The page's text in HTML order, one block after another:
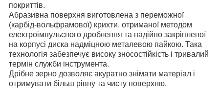
покриттів.
Абразивна поверхня виготовлена з переможної
(карбід-вольфрамової) крихти, отриманої методом
електроімпульсного дроблення та надійно закріпленої
на корпусі диска надміцною металевою пайкою. Така
технологія забезпечує високу зносостійкість і тривалий
термін служби інструмента.
Дрібне зерно дозволяє акуратно знімати матеріал і
отримувати більш рівну та чисту поверхню.